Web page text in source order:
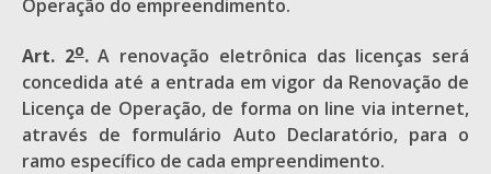
Operação do empreendimento.
Art. 2o.A renovação eletrônica das licenças será
concedida até a entrada em vigor da Renovação de
Licença de Operação, de forma on line via internet,
através de formulário Auto Declaratório, para o
ramo específico de cada empreendimento.